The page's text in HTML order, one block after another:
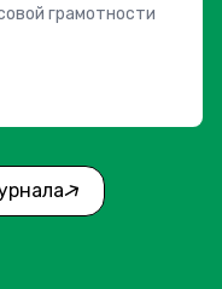
грамотности